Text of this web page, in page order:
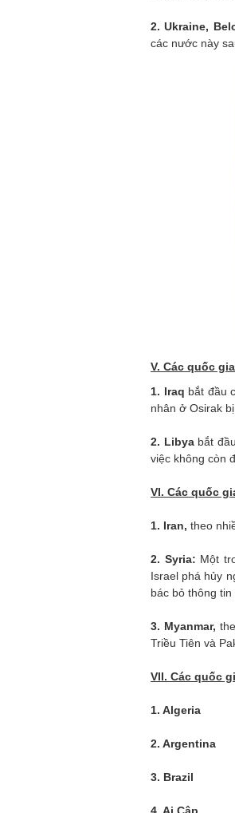
2. Ukraine,
các nước này
V. Các quốc
1. Iraq bắt đầu
nhân ở Osirak
2. Libya bắt
việc không còn
VI. Các quốc
1. Iran, theo
2. Syria: Một
Israel phá hủy
bác bỏ thông
3. Myanmar,
Triều Tiên và
VII. Các quốc
1. Algeria
2. Argentina
3. Brazil